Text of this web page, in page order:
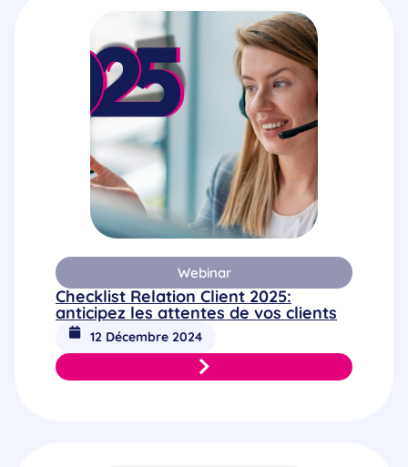
Webinar
Checklist Relation Client 2025:
anticipez les attentes de vos clients
12 Décembre 2024